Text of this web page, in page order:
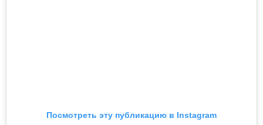
Посмотреть эту публикацию в Instagram